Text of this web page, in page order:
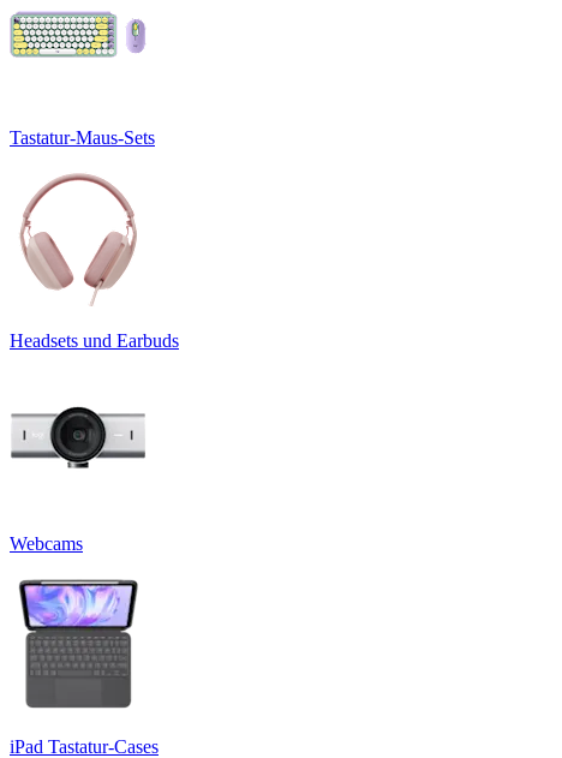
Tastatur-Maus-Sets
Headsets und Earbuds
Webcams
iPad Tastatur-Cases